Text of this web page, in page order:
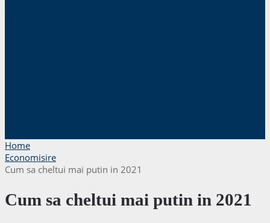
.
Home
Economisire
Cum sa cheltui mai putin in 2021
Cum sa cheltui mai putin in 2021